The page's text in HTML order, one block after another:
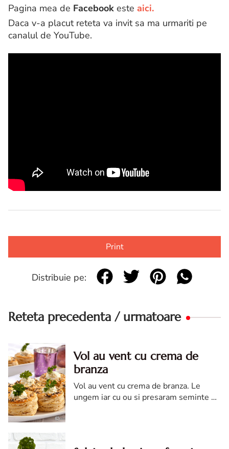
Pagina mea de Facebook este aici.
Daca v-a placut reteta va invit sa ma urmariti pe
canalul de YouTube.
Print
Distribuie pe:
Reteta precedenta / urmatoare
Vol au vent cu crema de
branza
Vol au vent cu crema de branza. Le
ungem iar cu ou si presaram seminte de